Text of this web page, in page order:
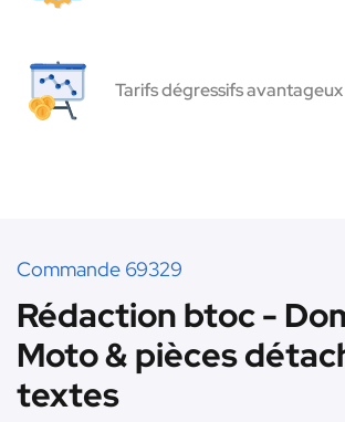
Tarifs dégressifs avantageux
Commande 69329
Rédaction btoc -
Moto & pièces
textes